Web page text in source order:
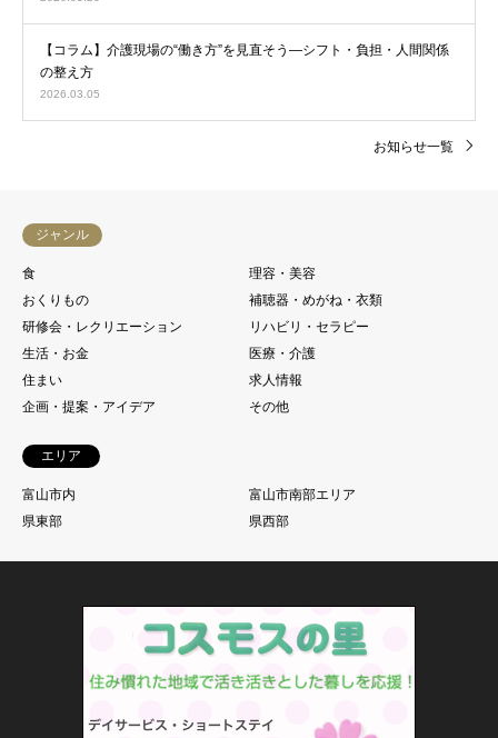
【コラム】介護現場の“働き方”を見直そう―シフト・負担・人間関係
の整え方
2026.03.05
お知らせ一覧
ジャンル
食
理容・美容
おくりもの
補聴器・めがね・衣類
研修会・レクリエーション
リハビリ・セラピー
生活・お金
医療・介護
住まい
求人情報
企画・提案・アイデア
その他
エリア
富山市内
富山市南部エリア
県東部
県西部